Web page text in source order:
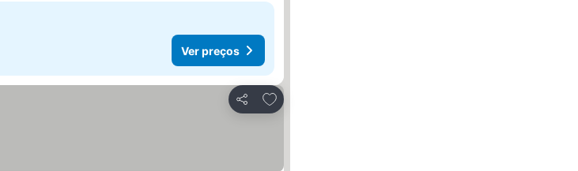
Ver preços
Partilhar
Adicionar aos favoritos